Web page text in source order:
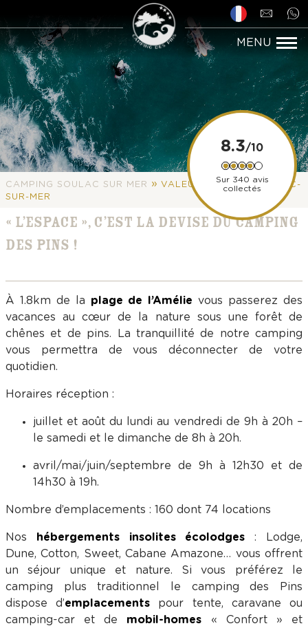
CAMPING SOULAC SUR MER » VALEURS, ÉQUIPE SOULAC-
SUR-MER
« L’ESPACE », C’EST LA DEVISE DU CAMPING
DES PINS !
À 1.8km de la plage de l’Amélie vous passerez des
vacances au cœur de la nature sous une forêt de
chênes et de pins. La tranquillité de notre camping
vous permettra de vous déconnecter de votre
quotidien.
Horaires réception :
juillet et août du lundi au vendredi de 9h à 20h –
le samedi et le dimanche de 8h à 20h.
avril/mai/juin/septembre de 9h à 12h30 et de
14h30 à 19h.
Nombre d’emplacements : 160 dont 74 locations
Nos hébergements insolites écolodges : Lodge,
Dune, Cotton, Sweet, Cabane Amazone… vous offrent
un séjour unique et nature. Si vous préférez le
camping plus traditionnel le camping des Pins
dispose d’emplacements pour tente, caravane ou
camping-car et de mobil-homes « Confort » et
8.3
Sur 340 avis
collectés